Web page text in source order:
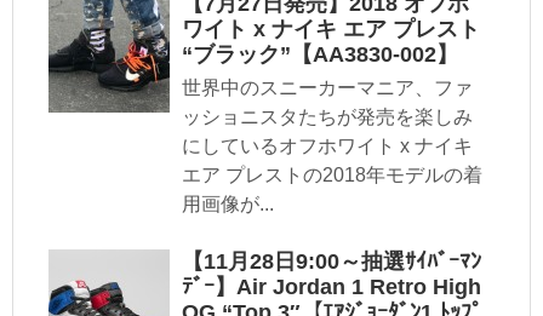
ワイト x ナイキ エア プレスト
“ブラック”【AA3830-002】
世界中のスニーカーマニア、ファ
ッショニスタたちが発売を楽しみ
にしているオフホワイト x ナイキ
エア プレストの2018年モデルの着
用画像が...
【11月28日9:00～抽選ｻｲﾊﾞｰﾏﾝ
ﾃﾞｰ】Air Jordan 1 Retro High